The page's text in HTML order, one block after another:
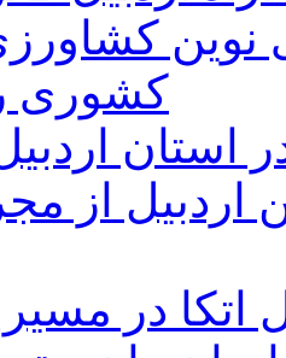
نوین
کشوری
استان
از
در